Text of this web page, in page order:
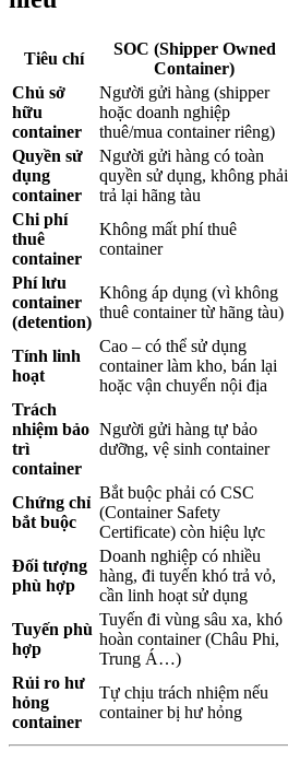
Tiêu chí
SOC (Shipper Owned
Container)
Chủ sở
hữu
container
Người gửi hàng (shipper
hoặc doanh nghiệp
thuê/mua container riêng)
Quyền sử
dụng
container
Người gửi hàng có toàn
quyền sử dụng, không phải
trả lại hãng tàu
Chi phí
thuê
container
Không mất phí thuê
container
Phí lưu
container
(detention)
Không áp dụng (vì không
thuê container từ hãng tàu)
Tính linh
hoạt
Cao – có thể sử dụng
container làm kho, bán lại
hoặc vận chuyển nội địa
Trách
nhiệm bảo
trì
container
Người gửi hàng tự bảo
dưỡng, vệ sinh container
Chứng chỉ
bắt buộc
Bắt buộc phải có CSC
(Container Safety
Certificate) còn hiệu lực
Đối tượng
phù hợp
Doanh nghiệp có nhiều
hàng, đi tuyến khó trả vỏ,
cần linh hoạt sử dụng
Tuyến phù
hợp
Tuyến đi vùng sâu xa, khó
hoàn container (Châu Phi,
Trung Á…)
Rủi ro hư
hỏng
container
Tự chịu trách nhiệm nếu
container bị hư hỏng